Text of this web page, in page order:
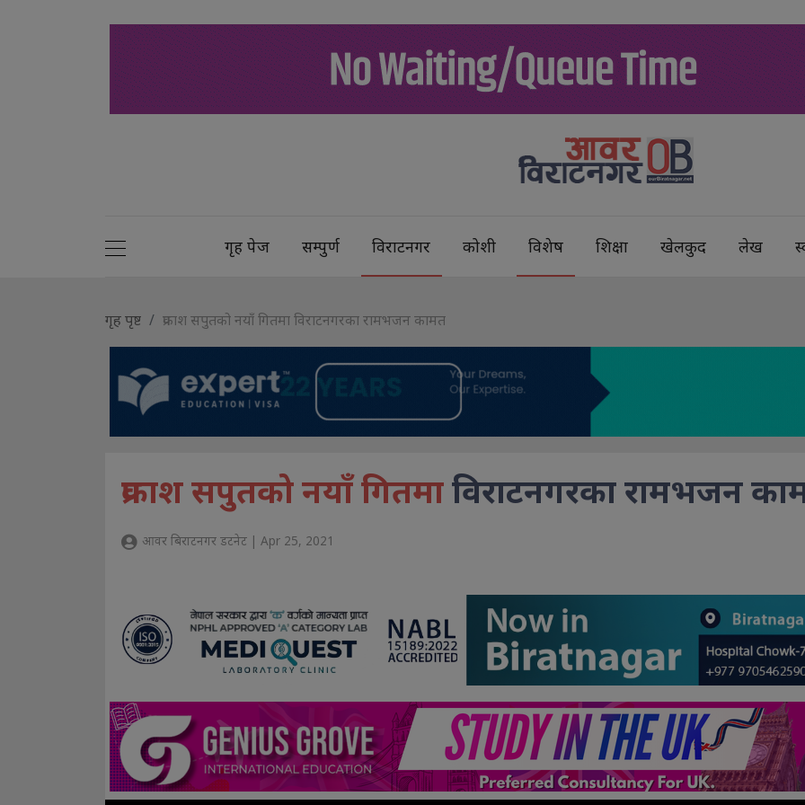
गृह पेज सम्पुर्ण विराटनगर कोशी विशेष शिक्षा खेलकुद लेख
गृह पृष्ट प्रकाश सपुतको नयाँ गितमा विराटनगरका रामभजन कामत
प्रकाश सपुतको नयाँ गितमाविराटनगरका रामभजन
आवर बिराटनगर डटनेट | Apr 25, 2021